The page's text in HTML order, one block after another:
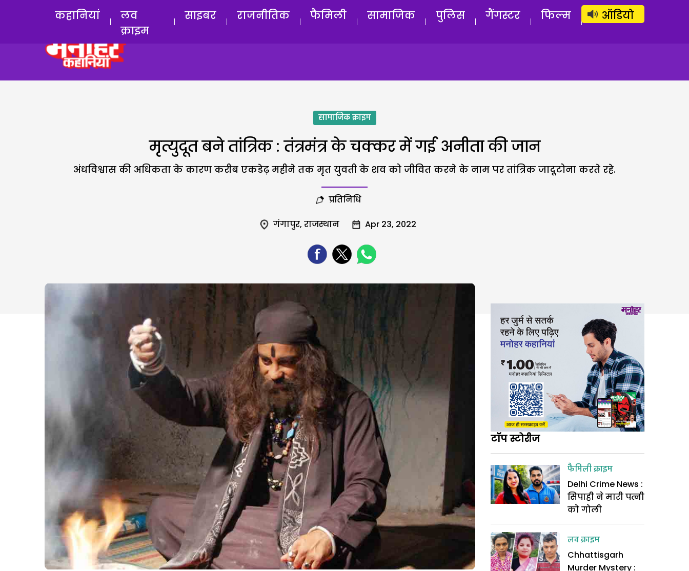
लॉग इन सब्सक्राइब करें
कहानियां
लव
क्राइम
साइबर राजनीतिक फैमिली सामाजिक पुलिस गैंगस्टर फिल्म ऑडियो
सामाजिक क्राइम
मृत्युदूत बने तांत्रिक : तंत्रमंत्र के चक्कर में गई अनीता की जान
अंधविश्वास की अधिकता के कारण करीब एकडेढ़ महीने तक मृत युवती के शव को जीवित करने के नाम पर तांत्रिक जादूटोना करते रहे.
प्रतिनिधि
गंगापुर, राजस्थान Apr 23, 2022
टॉप स्टोरीज
फैमिली क्राइम
Delhi Crime News :
सिपाही ने मारी पत्नी
को गोली
लव क्राइम
Chhattisgarh
Murder Mystery :